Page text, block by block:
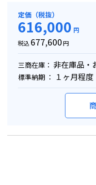
定価（税抜）
616,000 円
税込 677,600円
三商在庫： 非在庫品・
標準納期 ： １ヶ月程度